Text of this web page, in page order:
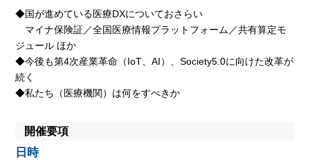
◆国が進めている医療DXについておさらい
マイナ保険証／全国医療情報プラットフォーム／共有算定モ
ジュール ほか
◆今後も第4次産業革命（IoT、AI）、Society5.0に向けた改革が
続く
◆私たち（医療機関）は何をすべきか
開催要項
日時